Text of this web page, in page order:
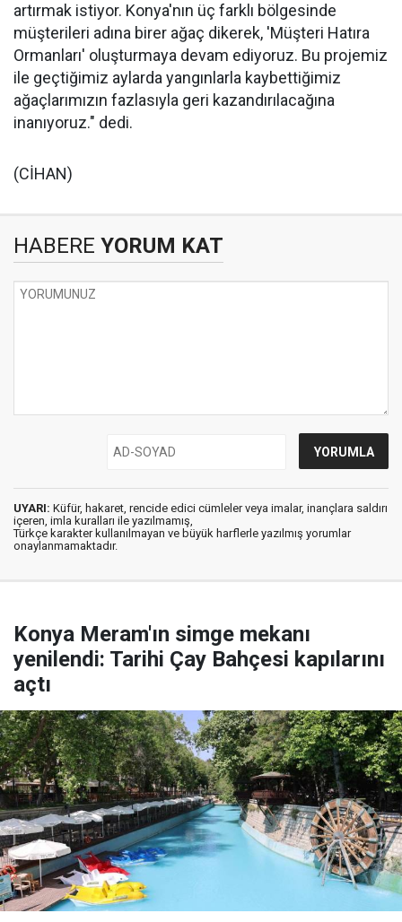
artırmak istiyor. Konya'nın üç farklı bölgesinde
müşterileri adına birer ağaç dikerek, 'Müşteri Hatıra
Ormanları' oluşturmaya devam ediyoruz. Bu projemiz
ile geçtiğimiz aylarda yangınlarla kaybettiğimiz
ağaçlarımızın fazlasıyla geri kazandırılacağına
inanıyoruz." dedi.
(CİHAN)
HABERE YORUM KAT
UYARI: Küfür, hakaret, rencide edici cümleler veya imalar, inançlara saldırı
içeren, imla kuralları ile yazılmamış,
Türkçe karakter kullanılmayan ve büyük harflerle yazılmış yorumlar
onaylanmamaktadır.
Konya Meram'ın simge mekanı
yenilendi: Tarihi Çay Bahçesi kapılarını
açtı